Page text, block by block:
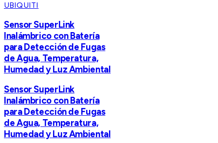
UBIQUITI
Sensor SuperLink
Inalámbrico con Batería
para Detección de Fugas
de Agua, Temperatura,
Humedad y Luz Ambiental
Sensor SuperLink
Inalámbrico con Batería
para Detección de Fugas
de Agua, Temperatura,
Humedad y Luz Ambiental